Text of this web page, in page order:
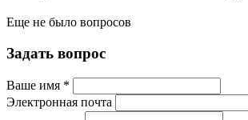
Еще не было вопросов
Задать вопрос
Ваше имя *
Электронная почта